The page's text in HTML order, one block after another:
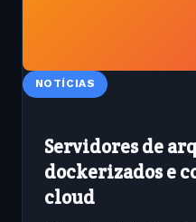
NOTÍCIAS
Servidores de
dockerizados e
cloud